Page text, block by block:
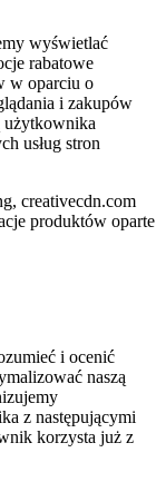
wyświetlać
rabatowe
w oparciu o
i zakupów
użytkownika
usług stron
creativecdn.com
produktów oparte
i ocenić
naszą
z następującymi
korzysta już z